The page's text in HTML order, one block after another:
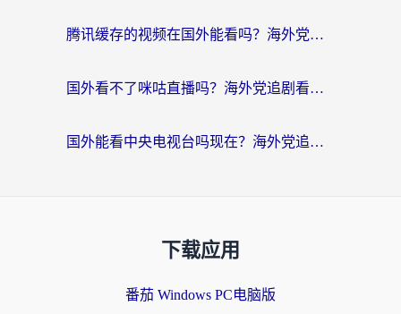
腾讯缓存的视频在国外能看吗？海外党追剧看片的终极解决方案
国外看不了咪咕直播吗？海外党追剧看片的加速器选择指南
国外能看中央电视台吗现在？海外党追剧看央视的实用指南
下载应用
番茄 Windows PC电脑版